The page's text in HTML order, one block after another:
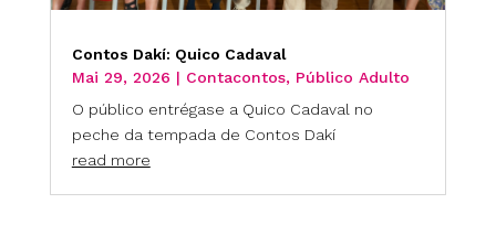
Contos Dakí: Quico Cadaval
Mai 29, 2026 | Contacontos, Público Adulto
O público entrégase a Quico Cadaval no
peche da tempada de Contos Dakí
read more